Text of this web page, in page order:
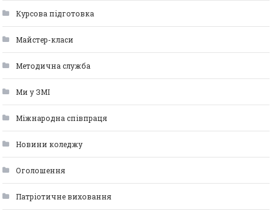
Курсова підготовка
Майстер-класи
Методична служба
Ми у ЗМІ
Міжнародна співпраця
Новини коледжу
Оголошення
Патріотичне виховання